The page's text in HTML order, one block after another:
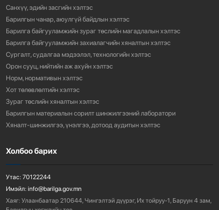
Санхүү, эдийн засгийн хэлтэс
Барилгын чанар, аюулгүй байдлын хэлтэс
Барилга байгууламжийн зураг төслийн магадлалын хэлтэс
Барилга байгууламжийн захиалагчийн хяналтын хэлтэс
Сургалт, судалгаа мэдээлэл, технологийн хэлтэс
Орон сууц, нийтийн аж ахуйн хэлтэс
Норм, нормативын хэлтэс
Хот төлөвлөлтийн хэлтэс
Зураг төслийн хяналтын хэлтэс
Барилгын материалын сорилт шинжилгээний лаборатори
Хяналт-шинжилгээ, үнэлгээ, дотоод аудитын хэлтэс
Холбоо барих
Утас: 70122244
Имэйл: info@barilga.gov.mn
Хаяг: Улаанбаатар 210644, Чингэлтэй дүүрэг, Их тойруу-1, Баруун 4 зам,